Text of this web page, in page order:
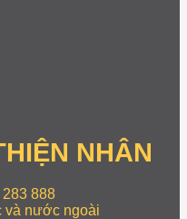
NHÂN
888
và nước ngoài